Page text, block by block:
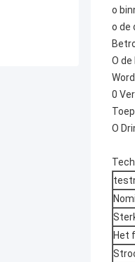
o
o de
O
0
O
Het